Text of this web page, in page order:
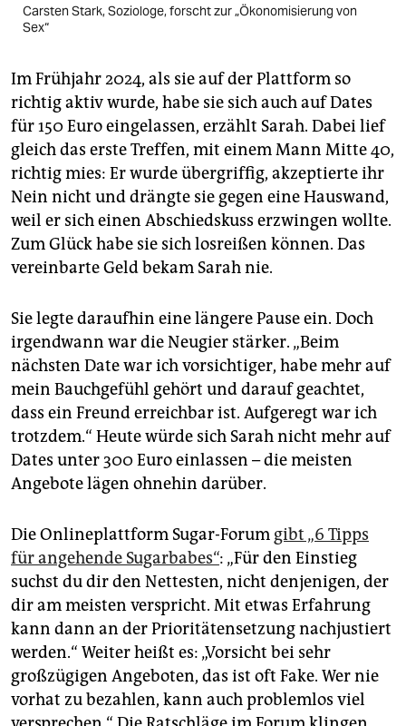
Carsten Stark, Soziologe, forscht zur „Ökonomisierung von
Sex“
Im Frühjahr 2024, als sie auf der Plattform so
richtig aktiv wurde, habe sie sich auch auf Dates
für 150 Euro eingelassen, erzählt Sarah. Dabei lief
gleich das erste Treffen, mit einem Mann Mitte 40,
richtig mies: Er wurde übergriffig, akzeptierte ihr
Nein nicht und drängte sie gegen eine Hauswand,
weil er sich einen Abschiedskuss erzwingen wollte.
Zum Glück habe sie sich losreißen können. Das
vereinbarte Geld bekam Sarah nie.
Sie legte daraufhin eine längere Pause ein. Doch
irgendwann war die Neugier stärker. „Beim
nächsten Date war ich vorsichtiger, habe mehr auf
mein Bauchgefühl gehört und darauf geachtet,
dass ein Freund erreichbar ist. Aufgeregt war ich
trotzdem.“ Heute würde sich Sarah nicht mehr auf
Dates unter 300 Euro einlassen – die meisten
Angebote lägen ohnehin darüber.
Die Onlineplattform Sugar-Forum gibt „6 Tipps
für angehende Sugar­babes“: „Für den Einstieg
suchst du dir den Nettesten, nicht denjenigen, der
dir am meisten verspricht. Mit etwas Erfahrung
kann dann an der Prioritätensetzung nachjustiert
werden.“ Weiter heißt es: „Vorsicht bei sehr
großzügigen Angeboten, das ist oft Fake. Wer nie
vorhat zu bezahlen, kann auch problemlos viel